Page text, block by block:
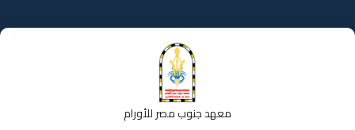
إلى
المحتوى
معهد جنوب مصر للأورام